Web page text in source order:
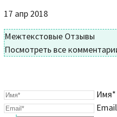
17 апр 2018
Межтекстовые Отзывы
Посмотреть все
Имя*